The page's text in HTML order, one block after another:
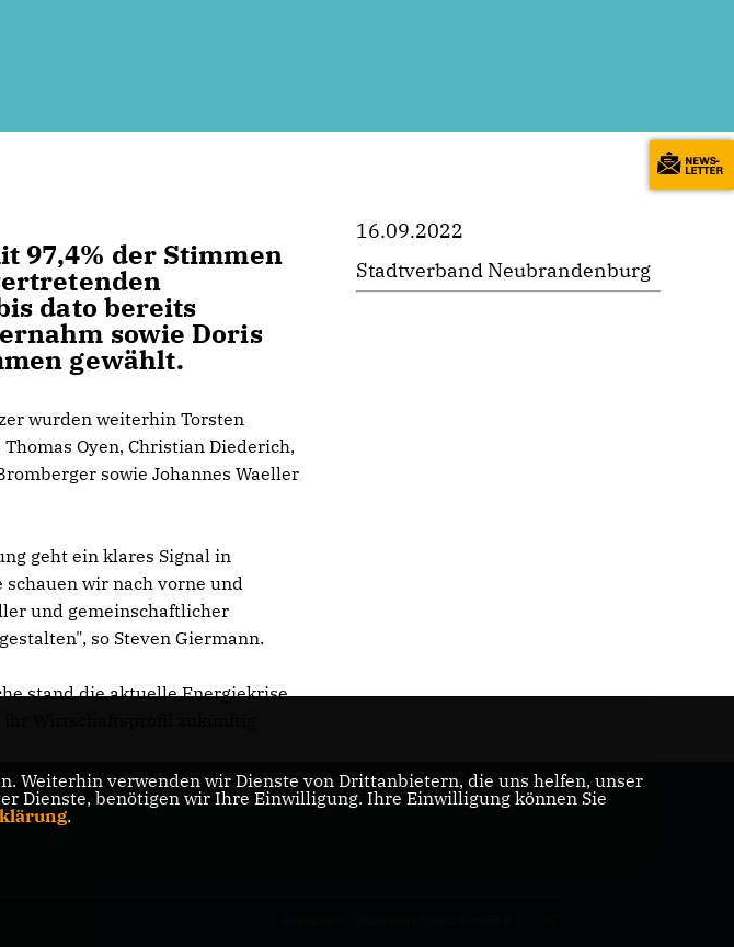
97,4% der Stimmen
dato bereits
sowie Doris
gewählt.
wurden weiterhin Torsten
Oyen, Christian Diederich,
sowie Johannes Waeller
geht ein klares Signal in
wir nach vorne und
und gemeinschaftlicher
so Steven Giermann.
stand die aktuelle Energiekrise
16.09.2022
Stadtverband Neubrandenburg
Weiterhin verwenden wir Dienste von Drittanbietern, die uns helfen, unser
Dienste, benötigen wir Ihre Einwilligung. Ihre Einwilligung können Sie
.